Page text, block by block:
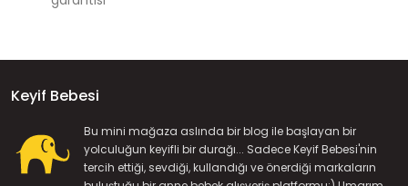
Keyif Bebesi
Bu mini mağaza aslında bir blog ile başlayan bir
yolculuğun keyifli bir durağı... Sadece Keyif Bebesi'nin
tercih ettiği, sevdiği, kullandığı ve önerdiği markaların